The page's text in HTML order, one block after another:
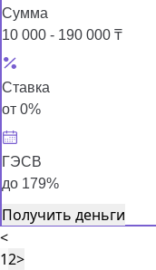
Сумма
10 000 - 190 000 ₸
Ставка
от 0%
ГЭСВ
до 179%
Получить деньги
<
12>